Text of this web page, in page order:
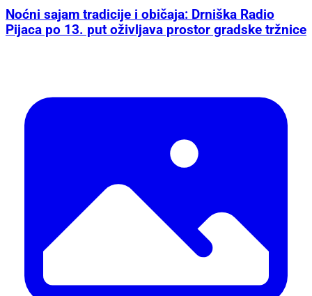
Noćni sajam tradicije i običaja: Drniška Radio
Pijaca po 13. put oživljava prostor gradske tržnice